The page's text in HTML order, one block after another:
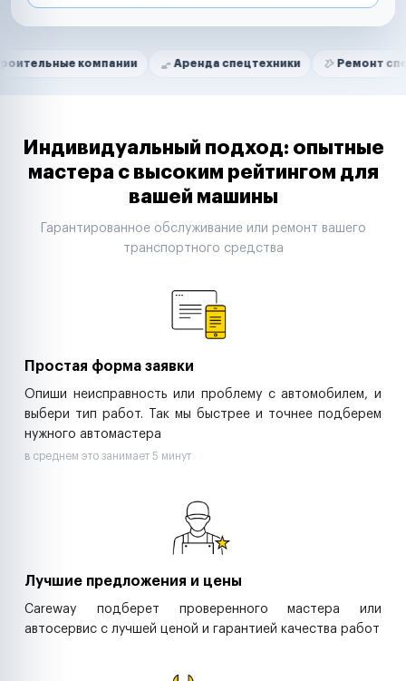
Нам доверяют
компании Аренда спецтехники Ремонт спецтехники
Маркетплейсы
Таксопарки
Автодилеры
Строительные компании
Аренда спецтехники
Индивидуальный подход: опытные
мастера с высоким рейтингом для
вашей машины
Гарантированное обслуживание или ремонт вашего
транспортного средства
Простая форма заявки
Опиши неисправность или проблему с автомобилем, и
выбери тип работ. Так мы быстрее и точнее подберем
нужного автомастера
в среднем это занимает 5 минут
Лучшие предложения и цены
Careway подберет проверенного мастера или
автосервис с лучшей ценой и гарантией качества работ